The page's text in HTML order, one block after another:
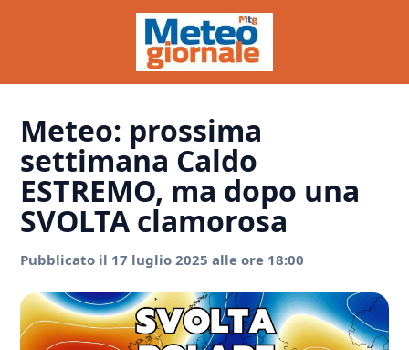
Meteo: prossima
settimana Caldo
ESTREMO, ma dopo una
SVOLTA clamorosa
Pubblicato il 17 luglio 2025 alle ore 18:00